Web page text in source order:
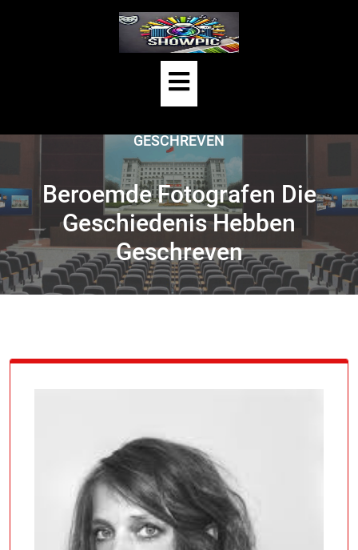
Open
Button
GESCHREVEN
Beroemde Fotografen Die
Geschiedenis Hebben
Geschreven